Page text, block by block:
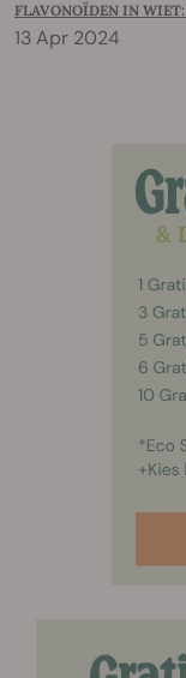
FLAVONOÏDEN IN
13 Apr 2024